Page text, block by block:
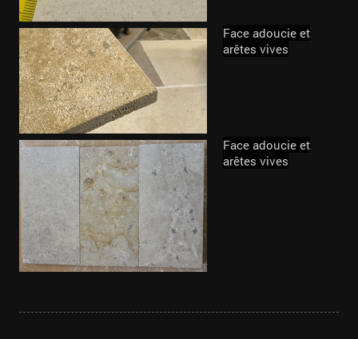
Face adoucie et
arêtes vives
Face adoucie et
arêtes vives